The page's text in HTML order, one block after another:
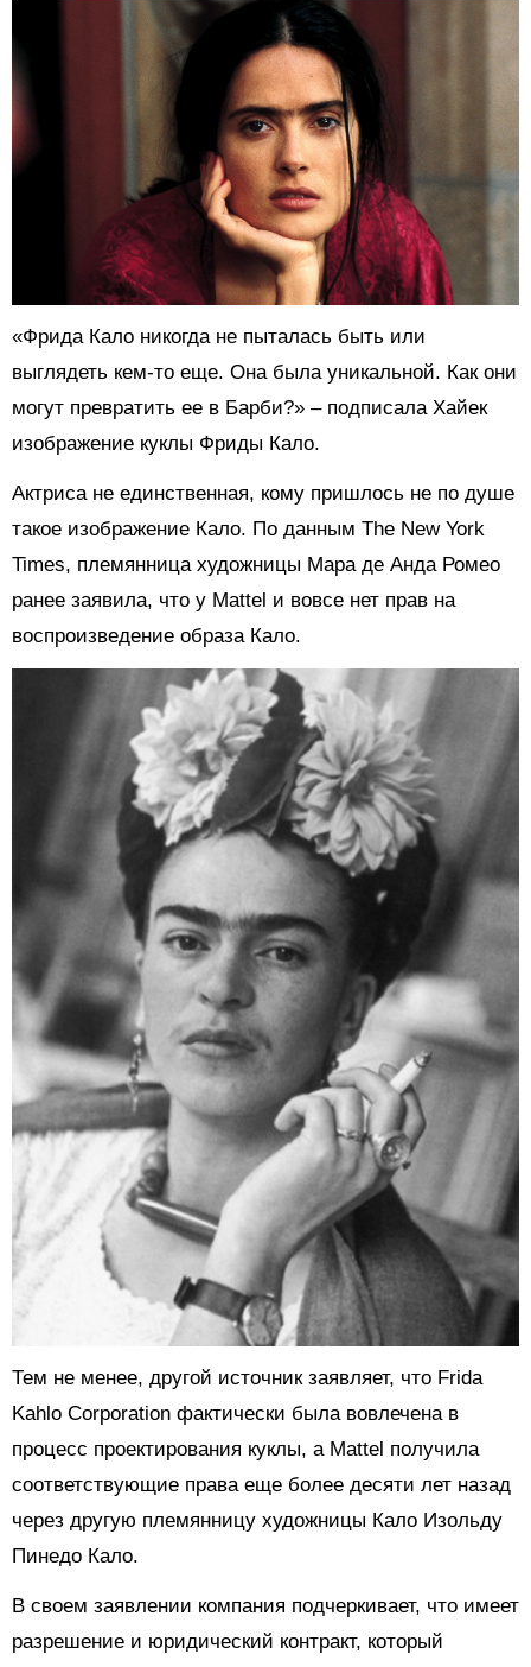
«Фрида Кало никогда не пыталась быть или
выглядеть кем-то еще. Она была уникальной. Как они
могут превратить ее в Барби?» – подписала Хайек
изображение куклы Фриды Кало.
Актриса не единственная, кому пришлось не по душе
такое изображение Кало. По данным The New York
Times, племянница художницы Мара де Анда Ромео
ранее заявила, что у Mattel и вовсе нет прав на
воспроизведение образа Кало.
Тем не менее, другой источник заявляет, что Frida
Kahlo Corporation фактически была вовлечена в
процесс проектирования куклы, а Mattel получила
соответствующие права еще более десяти лет назад
через другую племянницу художницы Кало Изольду
Пинедо Кало.
В своем заявлении компания подчеркивает, что имеет
разрешение и юридический контракт, который